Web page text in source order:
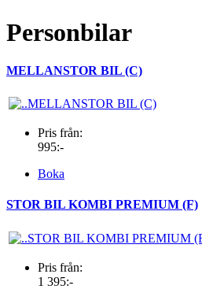
Personbilar
MELLANSTOR BIL (C)
Pris från:
995:-
Boka
STOR BIL KOMBI PREMIUM (F)
Pris från:
1 395:-